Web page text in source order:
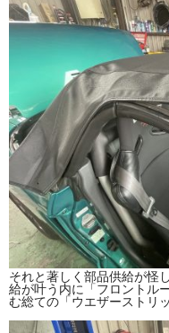
それと著しく部品供給が怪
給が叶う内に「フロントル
む総ての「ウエザーストリ